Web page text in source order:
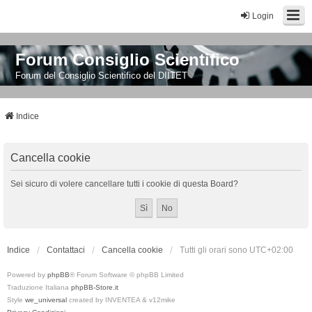
Login
Forum Consiglio Scientifico
Forum del Consiglio Scientifico del DIITET
Indice
Cancella cookie
Sei sicuro di volere cancellare tutti i cookie di questa Board?
Indice Contattaci Cancella cookie Tutti gli orari sono UTC+02:00
Powered by phpBB® Forum Software © phpBB Limited
Traduzione Italiana phpBB-Store.it
Style we_universal created by INVENTEA & v12mike